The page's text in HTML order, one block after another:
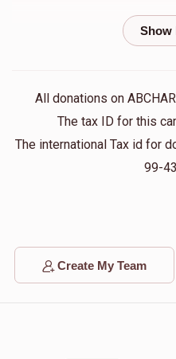
פוקס הי"ו
Phone Donation
All donations on
The tax ID for this
The international Tax id for
99-
Create My Team